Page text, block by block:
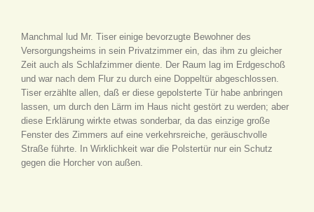
Manchmal lud Mr. Tiser einige bevorzugte Bewohner des
Versorgungsheims in sein Privatzimmer ein, das ihm zu gleicher
Zeit auch als Schlafzimmer diente. Der Raum lag im Erdgeschoß
und war nach dem Flur zu durch eine Doppeltür abgeschlossen.
Tiser erzählte allen, daß er diese gepolsterte Tür habe anbringen
lassen, um durch den Lärm im Haus nicht gestört zu werden; aber
diese Erklärung wirkte etwas sonderbar, da das einzige große
Fenster des Zimmers auf eine verkehrsreiche, geräuschvolle
Straße führte. In Wirklichkeit war die Polstertür nur ein Schutz
gegen die Horcher von außen.